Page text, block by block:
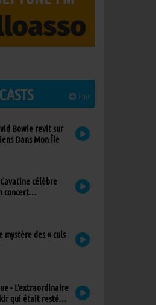
Plus
Bowie revit sur
Dans Mon Île
Cavatine célèbre
concert
mystère des « culs
- L'extraordinaire
qui était resté